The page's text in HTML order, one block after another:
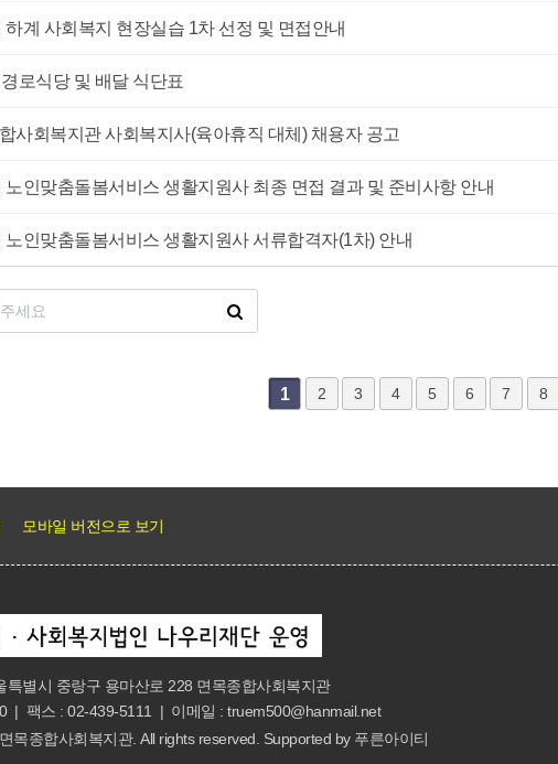
하계 사회복지 현장실습 1차 선정 및 면접안내
로식당 및 배달 식단표
사회복지관 사회복지사(육아휴직 대체) 채용자 공고
노인맞춤돌봄서비스 생활지원사 최종 면접 결과 및 준비사항 안내
노인맞춤돌봄서비스 생활지원사 서류합격자(1차) 안내
1 2 3 4 5 6 7 8
모바일 버전으로 보기
특별시 중랑구 용마산로 228 면목종합사회복지관
| 팩스 : 02-439-5111 | 이메일 : truem500@hanmail.net
목종합사회복지관. All rights reserved. Supported by 푸른아이티